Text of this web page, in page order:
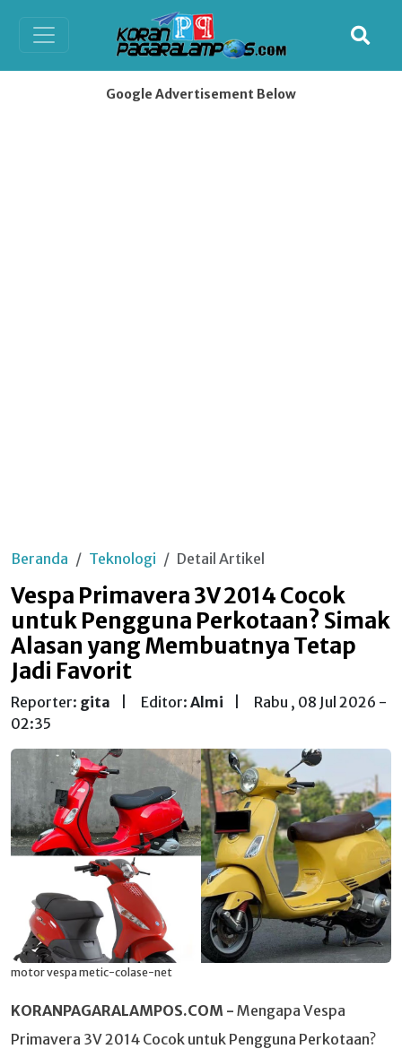
Google Advertisement Below
Beranda Teknologi Detail Artikel
Vespa Primavera 3V 2014 Cocok
untuk Pengguna Perkotaan? Simak
Alasan yang Membuatnya Tetap
Jadi Favorit
Reporter: gita Editor: Almi
Rabu , 08 Jul 2026 -
02:35
motor vespa metic-colase-net
KORANPAGARALAMPOS.COM - Mengapa Vespa
Primavera 3V 2014 Cocok untuk Pengguna Perkotaan?